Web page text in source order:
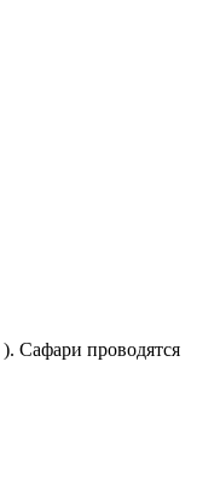
). Сафари проводятся